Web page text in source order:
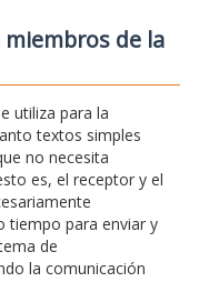
de la
utiliza para la
textos simples
no necesita
es, el receptor y el
tiempo para enviar y
de
la comunicación